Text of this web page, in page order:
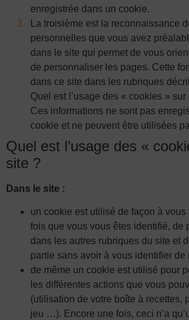
enregistrée dans un cookie.
La troisième est la reconnaissance
personnelles que vous avez
dans le site qui permet de vous
de personnaliser les pages. Cette
dans ce site dans les rubriques
Quel est l’usage des « cookies » sur
Ces informations ne sont pas
cookie et ne peuvent être utilisées
Quel est l’usage des «
site ?
Dans le site :
un cookie est utilisé de façon à vous
fois que vous vous êtes identifié, de
dans les autres rubriques du site et
partie sans avoir à vous identifier de
de même un cookie est utilisé pour
les différentes actions que vous
(utilisation de votre boîte à recettes,
jeu …). Encore une fois, ceci n’a